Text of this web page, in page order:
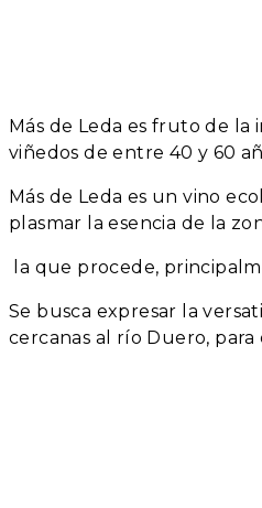
Más de Leda es fruto de
viñedos de entre 40 y 60
Más de Leda es un vino
plasmar la esencia de la
la que procede,
Se busca expresar la
cercanas al río Duero,